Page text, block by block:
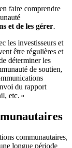
faire comprendre
et de les gérer.
les investisseurs et
être régulières et
déterminer les
de soutien,
du rapport
etc. »
communautaires,
longue période